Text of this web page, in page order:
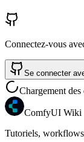
Connectez-vous
Se connecter
Chargement
ComfyUI Wiki
Tutoriels,